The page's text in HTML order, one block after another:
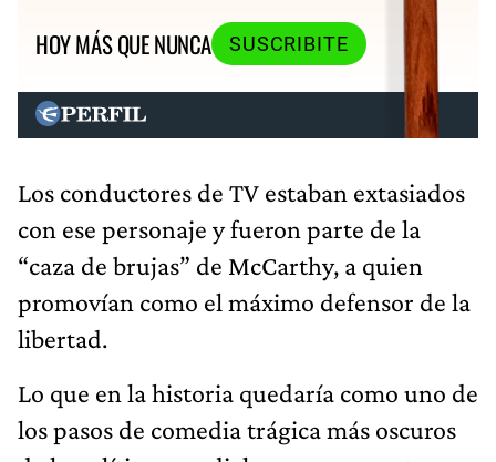
HOY MÁS QUE NUNCA
SUSCRIBITE
Los conductores de TV estaban extasiados
con ese personaje y fueron parte de la
“caza de brujas” de McCarthy, a quien
promovían como el máximo defensor de la
libertad.
Lo que en la historia quedaría como uno de
los pasos de comedia trágica más oscuros